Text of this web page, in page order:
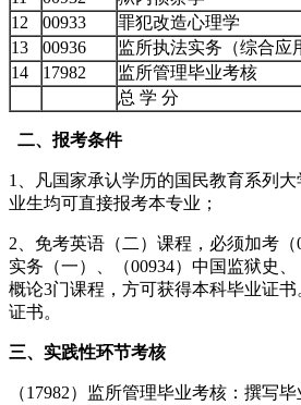
12
00933
罪犯改造心理学
13
00936
监所执法实务（综合应
14
17982
监所管理毕业考核
总 学 分
二、报考条件
1、凡国家承认学历的国民教育系列
业生均可直接报考本专业；
2、免考英语（二）课程，必须加考
实务（一）、（00934）中国监狱史
概论3门课程，方可获得本科毕业证
证书。
三、实践性环节考核
（17982）监所管理毕业考核：撰写毕